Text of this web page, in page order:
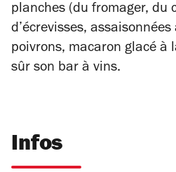
planches (du fromager, du
d’écrevisses,
poivrons, macaron glacé
sûr son bar à vins.
Infos